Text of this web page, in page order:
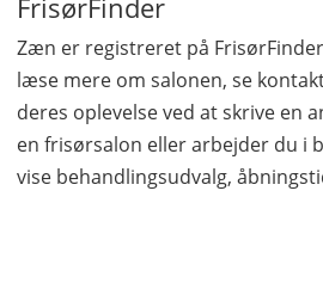
Zæn er registreret på
læse mere om salonen, se
deres oplevelse ved at skrive en
en frisørsalon eller arbejder du i
vise behandlingsudvalg,